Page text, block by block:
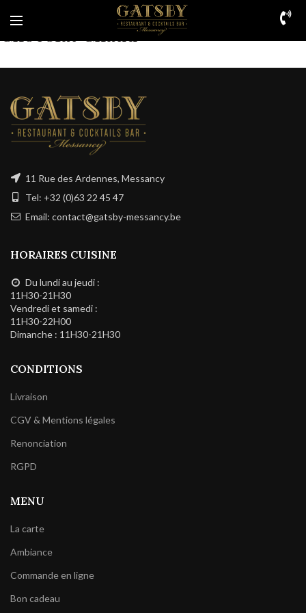
Chocolat Chaud
11 Rue des Ardennes, Messancy
Tel: +32 (0)63 22 45 47
Email: contact@gatsby-messancy.be
HORAIRES CUISINE
Du lundi au jeudi :
11H30-21H30
Vendredi et samedi :
11H30-22H00
Dimanche : 11H30-21H30
CONDITIONS
Livraison
CGV & Mentions légales
Renonciation
RGPD
MENU
La carte
Ambiance
Commande en ligne
Bon cadeau